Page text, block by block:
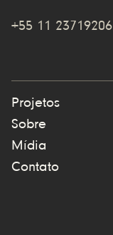
+55 11 23719206
Projetos
Sobre
Mídia
Contato